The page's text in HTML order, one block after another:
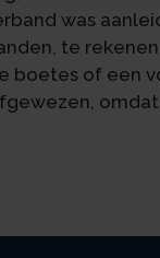
was
te
boetes of een